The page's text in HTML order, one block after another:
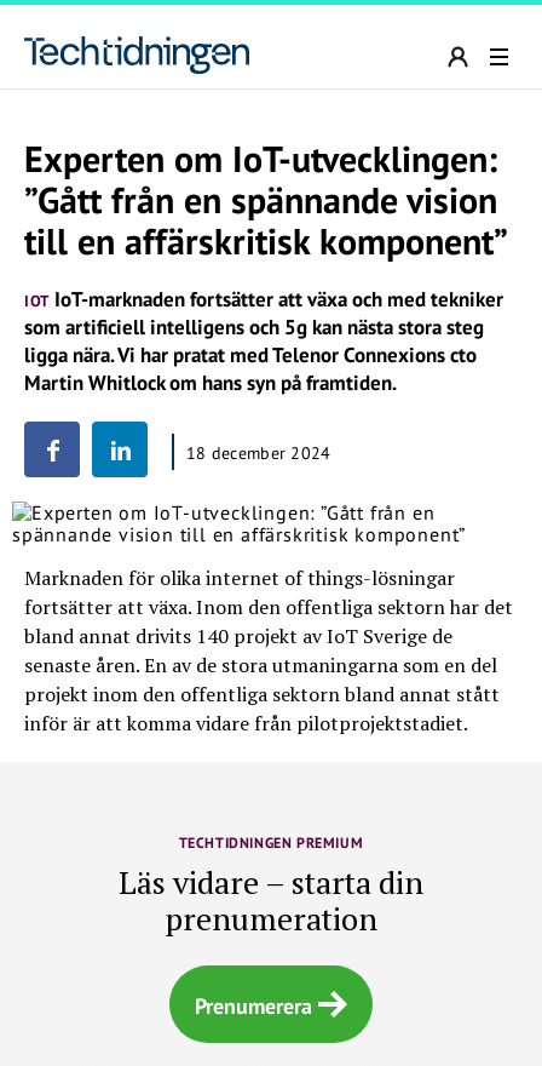
Experten om IoT-utvecklingen:
”Gått från en spännande vision
till en affärskritisk komponent”
IOTIoT-marknaden fortsätter att växa och med tekniker
som artificiell intelligens och 5g kan nästa stora steg
ligga nära. Vi har pratat med Telenor Connexions cto
Martin Whitlock om hans syn på framtiden.
18 december 2024
Marknaden för olika internet of things-lösningar
fortsätter att växa. Inom den offentliga sektorn har det
bland annat drivits 140 projekt av IoT Sverige de
senaste åren. En av de stora utmaningarna som en del
projekt inom den offentliga sektorn bland annat stått
inför är att komma vidare från pilotprojektstadiet.
TECHTIDNINGEN PREMIUM
Läs vidare – starta din
prenumeration
Prenumerera